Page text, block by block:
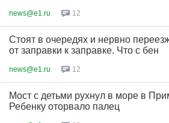
news@e1.ru 12
Стоят в очередях и нервно
от заправки к заправке. Что с бен
news@e1.ru 12
Мост с детьми рухнул в море в
Ребенку оторвало палец